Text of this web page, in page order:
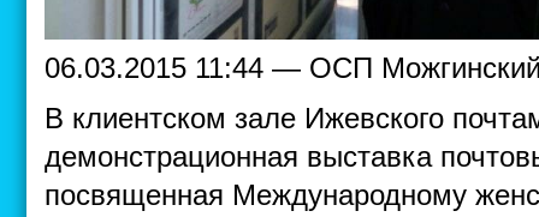
06.03.2015 11:44 — ОСП
В клиентском зале Ижевского
демонстрационная выставка
посвященная Международному